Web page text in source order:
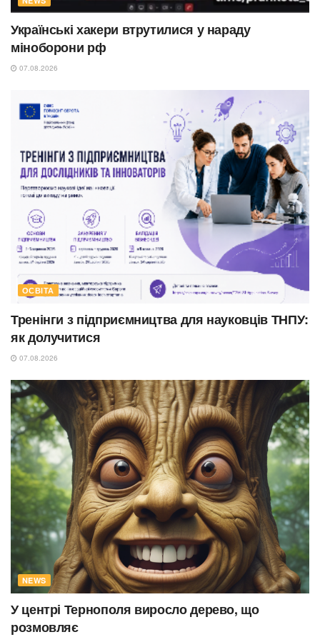
Українські хакери втрутилися у нараду
міноборони рф
07.08.2026
ОСВІТА
Тренінги з підприємництва для науковців ТНПУ:
як долучитися
07.08.2026
NEWS
У центрі Тернополя виросло дерево, що
розмовляє